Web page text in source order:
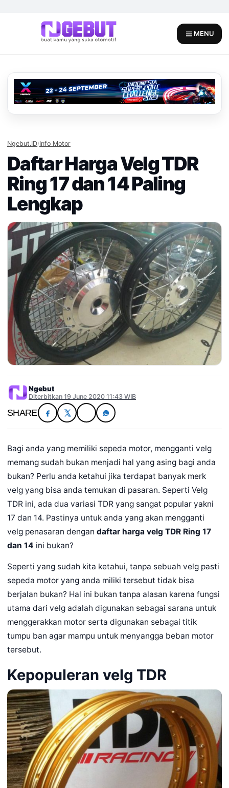
MENU
Ngebut.ID/Info Motor
Daftar Harga Velg TDR
Ring 17 dan 14 Paling
Lengkap
Ngebut
Diterbitkan 19 June 2020 11:43 WIB
SHARE
Bagi anda yang memiliki sepeda motor, mengganti velg
memang sudah bukan menjadi hal yang asing bagi anda
bukan? Perlu anda ketahui jika terdapat banyak merk
velg yang bisa anda temukan di pasaran. Seperti Velg
TDR ini, ada dua variasi TDR yang sangat popular yakni
17 dan 14. Pastinya untuk anda yang akan mengganti
velg penasaran dengan daftar harga velg TDR Ring 17
dan 14 ini bukan?
Seperti yang sudah kita ketahui, tanpa sebuah velg pasti
sepeda motor yang anda miliki tersebut tidak bisa
berjalan bukan? Hal ini bukan tanpa alasan karena fungsi
utama dari velg adalah digunakan sebagai sarana untuk
menggerakkan motor serta digunakan sebagai titik
tumpu ban agar mampu untuk menyangga beban motor
tersebut.
Kepopuleran velg TDR